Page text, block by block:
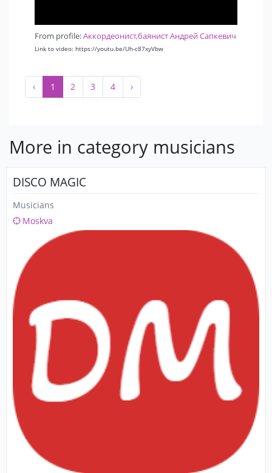
From profile:Аккордеонист,баянист Андрей Сапкевич
Link to video: https://youtu.be/Uh-c87xyVbw
‹ 1 2 3 4 ›
More in category musicians
DISCO MAGIC
Musicians
Moskva